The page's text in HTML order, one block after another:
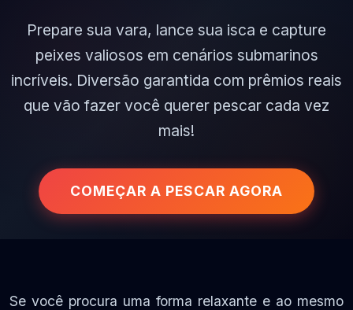
Prepare sua vara, lance sua isca e capture
peixes valiosos em cenários submarinos
incríveis. Diversão garantida com prêmios reais
que vão fazer você querer pescar cada vez
mais!
COMEÇAR A PESCAR AGORA
Se você procura uma forma relaxante e ao mesmo